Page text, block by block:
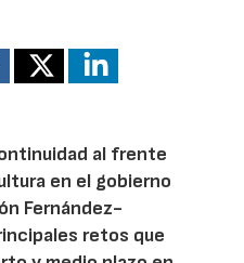
al frente
en el gobierno
Fernández-
retos que